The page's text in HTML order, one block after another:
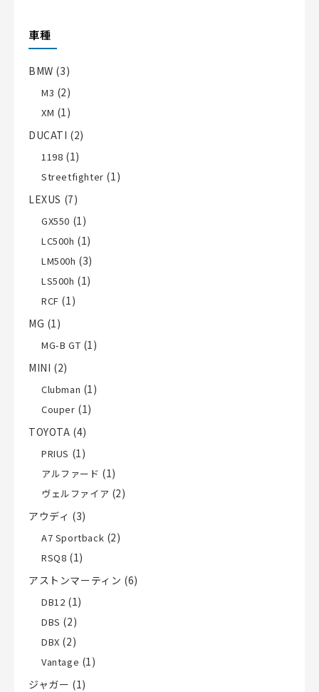
車種
BMW (3)
M3 (2)
XM (1)
DUCATI (2)
1198 (1)
Streetfighter (1)
LEXUS (7)
GX550 (1)
LC500h (1)
LM500h (3)
LS500h (1)
RCF (1)
MG (1)
MG-B GT (1)
MINI (2)
Clubman (1)
Couper (1)
TOYOTA (4)
PRIUS (1)
アルファード (1)
ヴェルファイア (2)
アウディ (3)
A7 Sportback (2)
RSQ8 (1)
アストンマーティン (6)
DB12 (1)
DBS (2)
DBX (2)
Vantage (1)
ジャガー (1)